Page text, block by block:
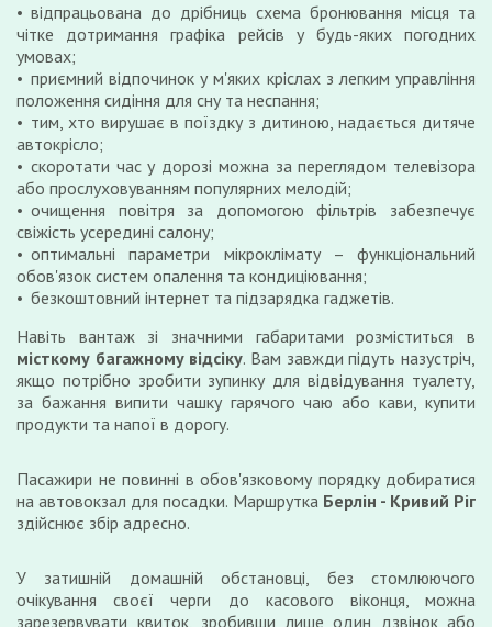
відпрацьована до дрібниць схема бронювання місця та
чітке дотримання графіка рейсів у будь-яких погодних
умовах;
приємний відпочинок у м'яких кріслах з легким управління
положення сидіння для сну та неспання;
тим, хто вирушає в поїздку з дитиною, надається дитяче
автокрісло;
скоротати час у дорозі можна за переглядом телевізора
або прослуховуванням популярних мелодій;
очищення повітря за допомогою фільтрів забезпечує
свіжість усередині салону;
оптимальні параметри мікроклімату – функціональний
обов'язок систем опалення та кондиціювання;
безкоштовний інтернет та підзарядка гаджетів.
Навіть вантаж зі значними габаритами розміститься в
місткому багажному відсіку. Вам завжди підуть назустріч,
якщо потрібно зробити зупинку для відвідування туалету,
за бажання випити чашку гарячого чаю або кави, купити
продукти та напої в дорогу.
Пасажири не повинні в обов'язковому порядку добиратися
на автовокзал для посадки. МаршруткаБерлін - Кривий Ріг
здійснює збір адресно.
У затишній домашній обстановці, без стомлюючого
очікування своєї черги до касового віконця, можна
зарезервувати квиток, зробивши лише один дзвінок або